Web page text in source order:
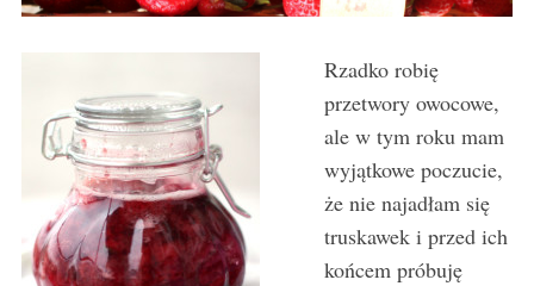
Rzadko robię
przetwory owocowe,
ale w tym roku mam
wyjątkowe poczucie,
że nie najadłam się
truskawek i przed ich
końcem próbuję